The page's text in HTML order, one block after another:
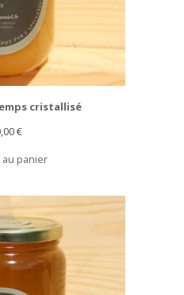
cristallisé
€
panier